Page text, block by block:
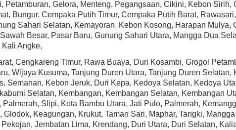
Petamburan, Gelora, Menteng, Pegangsaan, Cikini, Kebon Sirih,
Bungur, Cempaka Putih Timur, Cempaka Putih Barat,
Sahari Selatan, Kemayoran, Kebon Kosong, Harapan Mulya,
Besar, Pasar Baru, Gunung Sahari Utara, Mangga Dua
Angke,
Cengkareng Timur, Rawa Buaya, Duri Kosambi, Grogol
Wijaya Kusuma, Tanjung Duren Utara, Tanjung Duren Selatan,
Semanan, Kebon Jeruk, Duri Kepa, Kedoya Selatan, Kedoya
Selatan, Kembangan, Kembangan Selatan, Kembangan
Slipi, Kota Bambu Utara, Jati Pulo, Palmerah,
Keagungan, Krukut, Taman Sari, Maphar, Tangki,
Jembatan Lima, Krendang, Duri Utara, Duri Selatan,